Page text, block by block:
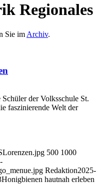
Regionales
Sie im Archiv.
der Volksschule St.
faszinierende Welt der
500 1000
Redaktion2025-
Honigbienen hautnah erleben